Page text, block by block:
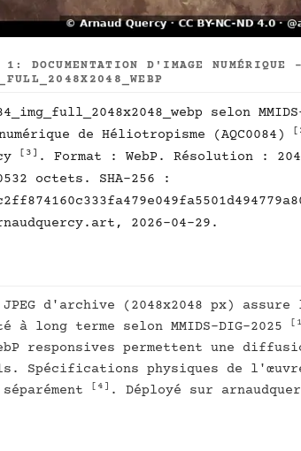
1: DOCUMENTATION D'IMAGE NUMÉRIQUE -
selon
de Héliotropisme (AQC0084)
[3] . Format : WebP. Résolution :
octets. SHA-256 :
2026-04-29.
d'archive (2048x2048 px) assure
à long terme selon MMIDS-DIG-2025
responsives permettent une
Spécifications physiques de
[4] . Déployé sur